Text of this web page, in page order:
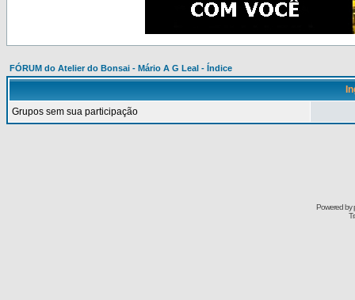
FÓRUM do Atelier do Bonsai - Mário A G Leal - Índice
Grupos sem sua participação
Powered by